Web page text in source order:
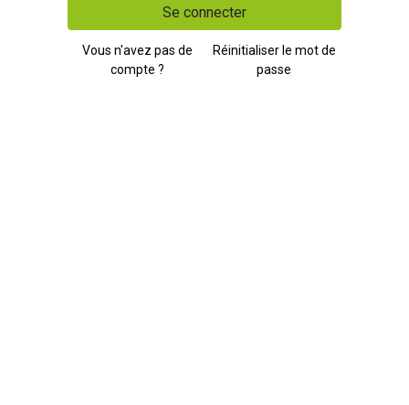
Se connecter
Vous n'avez pas de
compte ?
Réinitialiser le mot de
passe